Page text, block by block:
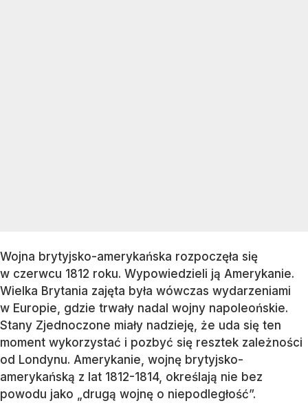
Wojna brytyjsko-amerykańska rozpoczęła się
w czerwcu 1812 roku. Wypowiedzieli ją Amerykanie.
Wielka Brytania zajęta była wówczas wydarzeniami
w Europie, gdzie trwały nadal wojny napoleońskie.
Stany Zjednoczone miały nadzieję, że uda się ten
moment wykorzystać i pozbyć się resztek zależności
od Londynu. Amerykanie, wojnę brytyjsko-
amerykańską z lat 1812-1814, określają nie bez
powodu jako „drugą wojnę o niepodległość”.